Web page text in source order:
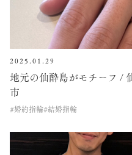
2025.01.29
地元の仙酔島がモチーフ / 仙 -sen- / Y様 M様 / 広島県福山
市
#婚約指輪#結婚指輪